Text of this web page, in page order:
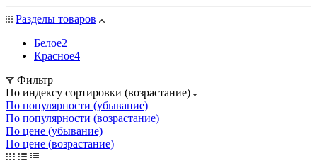
Разделы товаров
Белое2
Красное4
Фильтр
По индексу сортировки (возрастание)
По популярности (убывание)
По популярности (возрастание)
По цене (убывание)
По цене (возрастание)